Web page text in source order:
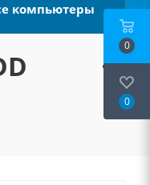
компьютеры
0
0